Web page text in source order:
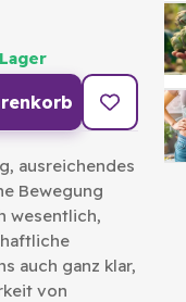
ausreichendes
Bewegung
wesentlich,
auch ganz klar,
von